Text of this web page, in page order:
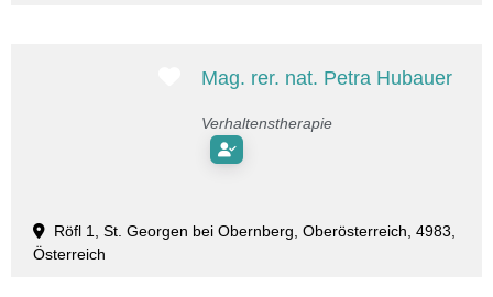
Favorit
Mag. rer. nat. Petra Hubauer
Verhaltenstherapie
Röfl 1, St. Georgen bei Obernberg, Oberösterreich, 4983,
Österreich